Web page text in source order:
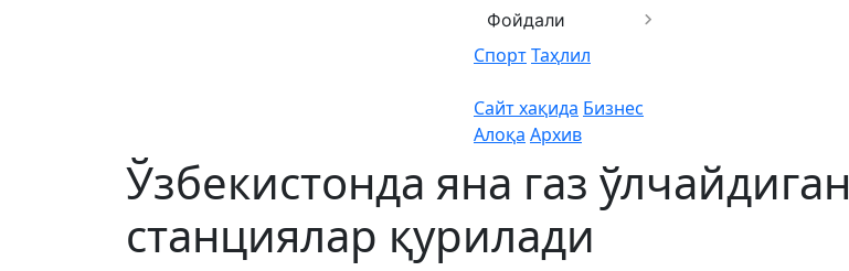
Фойдали
СпортТаҳлил
Сайт хақида Бизнес
Алоқа Архив
Ўзбекистонда яна газ ўлчайдиган
станциялар қурилади